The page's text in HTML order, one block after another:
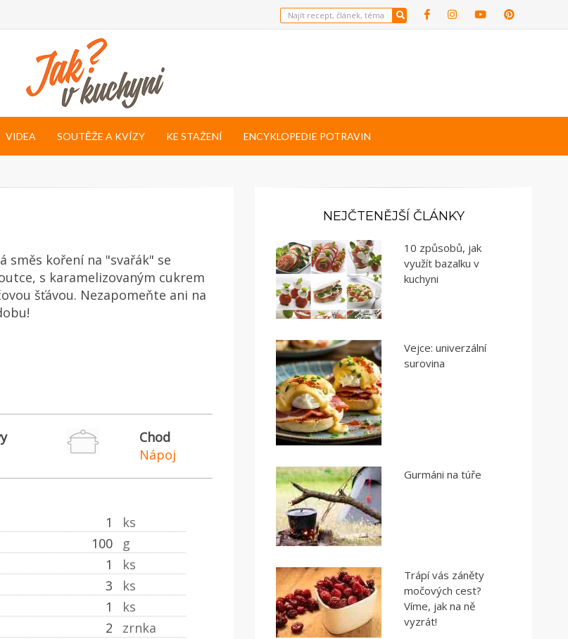
VIDEA SOUTĚŽE A KVÍZY KE STAŽENÍ ENCYKLOPEDIE POTRAVIN
směs koření na "svařák" se
s karamelizovaným cukrem
šťávou. Nezapomeňte ani na
Chod
Nápoj
1 ks
100 g
1
ks
3
ks
1
ks
2
zrnka
NEJČTENĚJŠÍ ČLÁNKY
10 způsobů, jak
využít bazalku v
kuchyni
Vejce: univerzální
surovina
Gurmáni na túře
Trápí vás záněty
močových cest?
Víme, jak na ně
vyzrát!